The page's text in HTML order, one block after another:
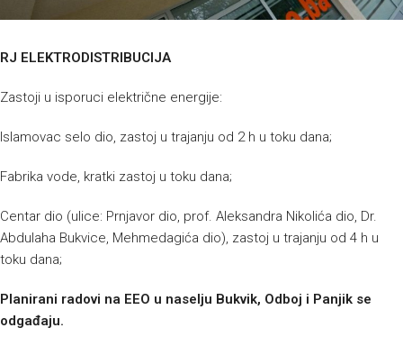
RJ ELEKTRODISTRIBUCIJA
Zastoji u isporuci električne energije:
Islamovac selo dio, zastoj u trajanju od 2 h u toku dana;
Fabrika vode, kratki zastoj u toku dana;
Centar dio (ulice: Prnjavor dio, prof. Aleksandra Nikolića dio, Dr.
Abdulaha Bukvice, Mehmedagića dio), zastoj u trajanju od 4 h u
toku dana;
Planirani radovi na EEO u naselju Bukvik, Odboj i Panjik se
odgađaju.